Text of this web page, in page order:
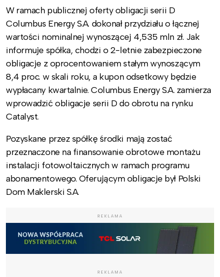
W ramach publicznej oferty obligacji serii D
Columbus Energy S.A. dokonał przydziału o łącznej
wartości nominalnej wynoszącej 4,535 mln zł. Jak
informuje spółka, chodzi o 2-letnie zabezpieczone
obligacje z oprocentowaniem stałym wynoszącym
8,4 proc. w skali roku, a kupon odsetkowy będzie
wypłacany kwartalnie. Columbus Energy S.A. zamierza
wprowadzić obligacje serii D do obrotu na rynku
Catalyst.
Pozyskane przez spółkę środki mają zostać
przeznaczone na finansowanie obrotowe montażu
instalacji fotowoltaicznych w ramach programu
abonamentowego. Oferującym obligacje był Polski
Dom Maklerski S.A.
REKLAMA
REKLAMA